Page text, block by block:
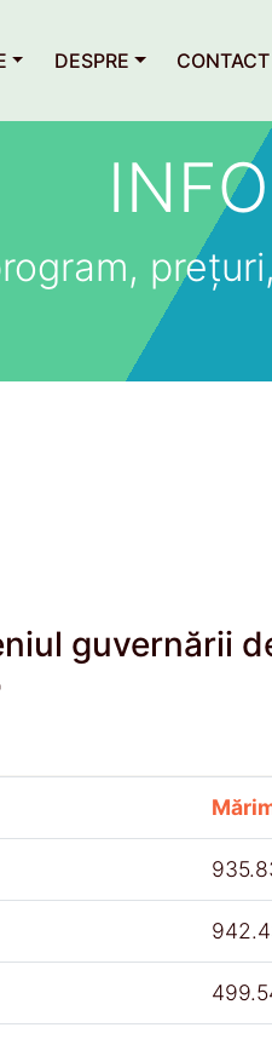
DESPRE CONTACT
guvernării